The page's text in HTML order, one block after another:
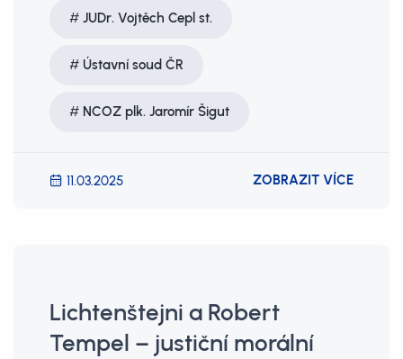
JUDr. Vojtěch Cepl st.
Ústavní soud ČR
NCOZ plk. Jaromír Šigut
11.03.2025 ZOBRAZIT VÍCE
Lichtenštejni a Robert
Tempel – justiční morální